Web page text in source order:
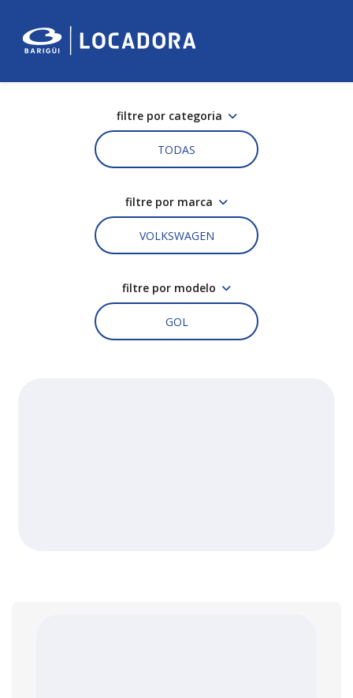
filtre por categoria
TODAS
filtre por marca
VOLKSWAGEN
filtre por modelo
GOL